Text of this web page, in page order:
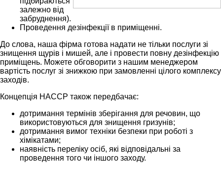
залежно від
забруднення).
Проведення дезінфекції в приміщенні.
До слова, наша фірма готова надати не тільки послуги зі
знищення щурів і мишей, але і провести повну дезінфекцію
приміщень. Можете обговорити з нашим менеджером
вартість послуг зі знижкою при замовленні цілого комплексу
заходів.
Концепція НАССР також передбачає:
дотримання термінів зберігання для речовин, що
використовуються для знищення гризунів;
дотримання вимог техніки безпеки при роботі з
хімікатами;
наявність переліку осіб, які відповідальні за
проведення того чи іншого заходу.